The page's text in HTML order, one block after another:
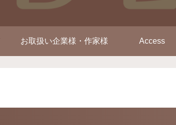
お取扱い企業様・作家様 Access